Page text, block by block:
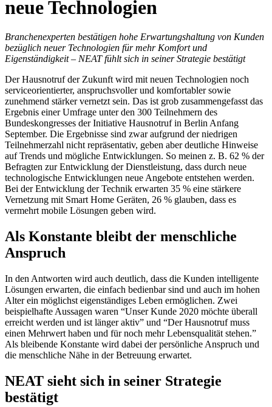
neue Technologien
Branchenexperten bestätigen hohe Erwartungshaltung von Kunden
bezüglich neuer Technologien für mehr Komfort und
Eigenständigkeit – NEAT fühlt sich in seiner Strategie bestätigt
Der Hausnotruf der Zukunft wird mit neuen Technologien noch
serviceorientierter, anspruchsvoller und komfortabler sowie
zunehmend stärker vernetzt sein. Das ist grob zusammengefasst das
Ergebnis einer Umfrage unter den 300 Teilnehmern des
Bundeskongresses der Initiative Hausnotruf in Berlin Anfang
September. Die Ergebnisse sind zwar aufgrund der niedrigen
Teilnehmerzahl nicht repräsentativ, geben aber deutliche Hinweise
auf Trends und mögliche Entwicklungen. So meinen z. B. 62 % der
Befragten zur Entwicklung der Dienstleistung, dass durch neue
technologische Entwicklungen neue Angebote entstehen werden.
Bei der Entwicklung der Technik erwarten 35 % eine stärkere
Vernetzung mit Smart Home Geräten, 26 % glauben, dass es
vermehrt mobile Lösungen geben wird.
Als Konstante bleibt der menschliche
Anspruch
In den Antworten wird auch deutlich, dass die Kunden intelligente
Lösungen erwarten, die einfach bedienbar sind und auch im hohen
Alter ein möglichst eigenständiges Leben ermöglichen. Zwei
beispielhafte Aussagen waren “Unser Kunde 2020 möchte überall
erreicht werden und ist länger aktiv” und “Der Hausnotruf muss
einen Mehrwert haben und für noch mehr Lebensqualität stehen.”
Als bleibende Konstante wird dabei der persönliche Anspruch und
die menschliche Nähe in der Betreuung erwartet.
NEAT sieht sich in seiner Strategie
bestätigt